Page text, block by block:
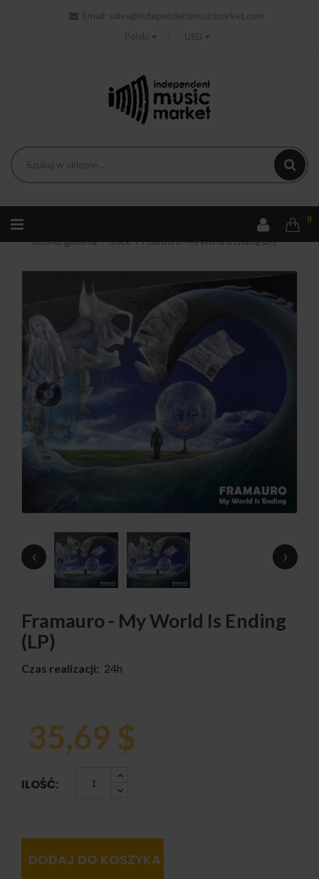
Email:
sales@independentmusicmarket.com
Polski
USD
0
Strona główna Rock Framauro - My World Is Ending (LP)
‹ ›
Framauro - My World Is Ending
(LP)
Czas realizacji: 24h
35,69 $
ILOŚĆ:
DODAJ DO KOSZYKA